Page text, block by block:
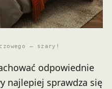
– szary!
odpowiednie
najlepiej sprawdza się